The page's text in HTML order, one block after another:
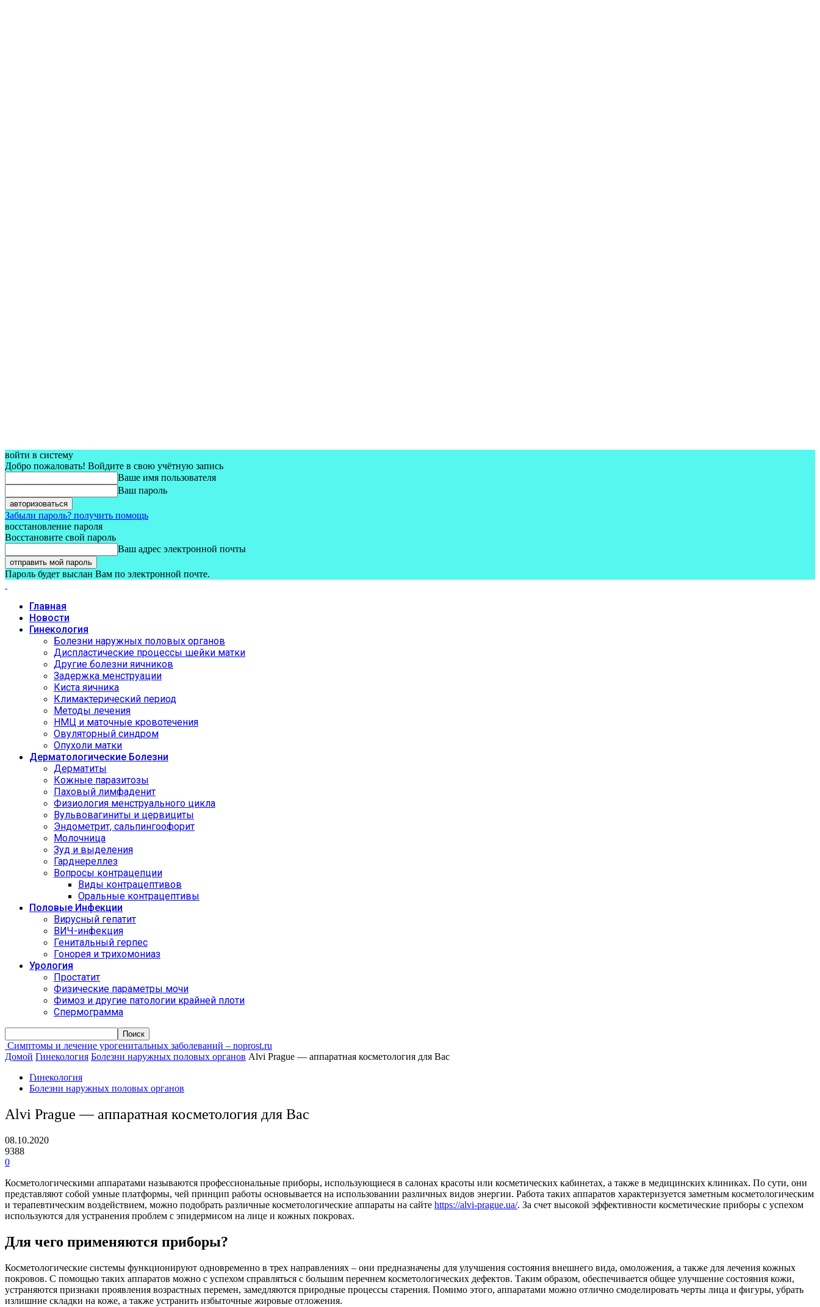
войти в систему
Добро пожаловать! Войдите в свою учётную запись
Ваше имя пользователя
Ваш пароль
Забыли пароль? получить помощь
восстановление пароля
Восстановите свой пароль
Ваш адрес электронной почты
Пароль будет выслан Вам по электронной почте.
Главная
Новости
Гинекология
Болезни наружных половых органов
Диспластические процессы шейки матки
Другие болезни яичников
Задержка менструации
Киста яичника
Климактерический период
Методы лечения
НМЦ и маточные кровотечения
Овуляторный синдром
Опухоли матки
Дерматологические Болезни
Дерматиты
Кожные паразитозы
Паховый лимфаденит
Физиология менструального цикла
Вульвовагиниты и цервициты
Эндометрит, сальпингоофорит
Молочница
Зуд и выделения
Гарднереллез
Вопросы контрацепции
Виды контрацептивов
Оральные контрацептивы
Половые Инфекции
Вирусный гепатит
ВИЧ-инфекция
Генитальный герпес
Гонорея и трихомониаз
Урология
Простатит
Физические параметры мочи
Фимоз и другие патологии крайней плоти
Спермограмма
Симптомы и лечение урогенитальных заболеваний – noprost.ru
Домой Гинекология Болезни наружных половых органов Alvi Prague — аппаратная косметология для Вас
Гинекология
Болезни наружных половых органов
Alvi Prague — аппаратная косметология для Вас
08.10.2020
9388
0
Косметологическими аппаратами называются профессиональные приборы, использующиеся в салонах красоты или косметических кабинетах, а также в медицинских клиниках. По сути, они
представляют собой умные платформы, чей принцип работы основывается на использовании различных видов энергии. Работа таких аппаратов характеризуется заметным косметологическим
и терапевтическим воздействием, можно подобрать различные косметологические аппараты на сайте https://alvi-prague.ua/. За счет высокой эффективности косметические приборы с успехом
используются для устранения проблем с эпидермисом на лице и кожных покровах.
Для чего применяются приборы?
Косметологические системы функционируют одновременно в трех направлениях – они предназначены для улучшения состояния внешнего вида, омоложения, а также для лечения кожных
покровов. С помощью таких аппаратов можно с успехом справляться с большим перечнем косметологических дефектов. Таким образом, обеспечивается общее улучшение состояния кожи,
устраняются признаки проявления возрастных перемен, замедляются природные процессы старения. Помимо этого, аппаратами можно отлично смоделировать черты лица и фигуры, убрать
излишние складки на коже, а также устранить избыточные жировые отложения.